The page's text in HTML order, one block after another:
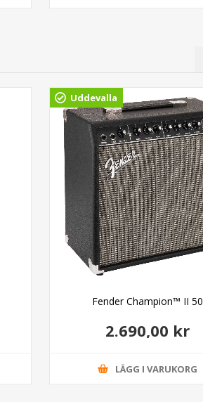
Uddevalla
Fender Champion™ II 50
2.690,00 kr
LÄGG I VARUKORG